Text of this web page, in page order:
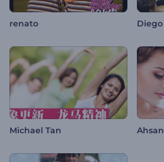
renato Diego
Michael Tan Ahsan